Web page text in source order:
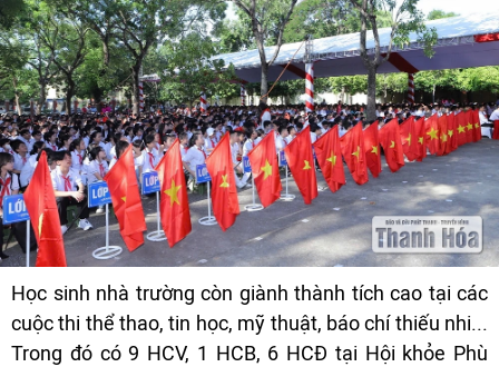
Học sinh nhà trường còn giành thành tích cao tại các
cuộc thi thể thao, tin học, mỹ thuật, báo chí thiếu nhi...
Trong đó có 9 HCV, 1 HCB, 6 HCĐ tại Hội khỏe Phù